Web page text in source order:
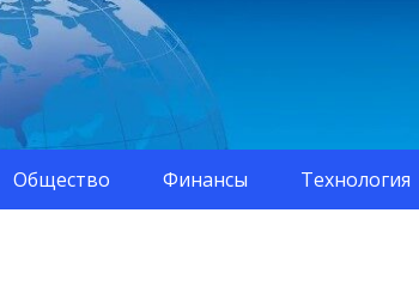
Общество Финансы Технология